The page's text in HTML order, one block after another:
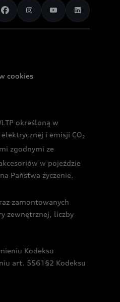
cookies
określoną w
i emisji CO2
zgodnymi ze
w pojeździe
Państwa życzenie.
zamontowanych
zewnętrznej, liczby
Kodeksu
art. 5561§2 Kodeksu